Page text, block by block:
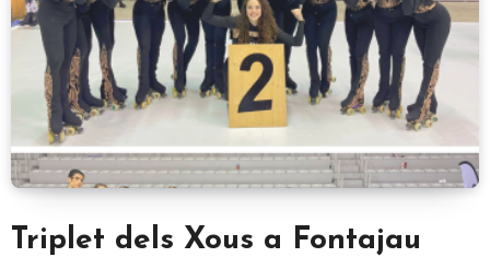
Triplet dels Xous a Fontajau